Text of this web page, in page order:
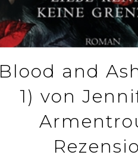
Blood and
1) von